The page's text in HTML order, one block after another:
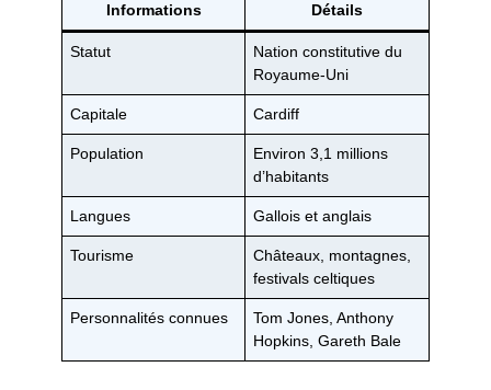
Informations Détails
Statut
Nation constitutive du
Royaume-Uni
Capitale Cardiff
Population
Environ 3,1 millions
d’habitants
Langues Gallois et anglais
Tourisme
Châteaux, montagnes,
festivals celtiques
Personnalités connues
Tom Jones, Anthony
Hopkins, Gareth Bale